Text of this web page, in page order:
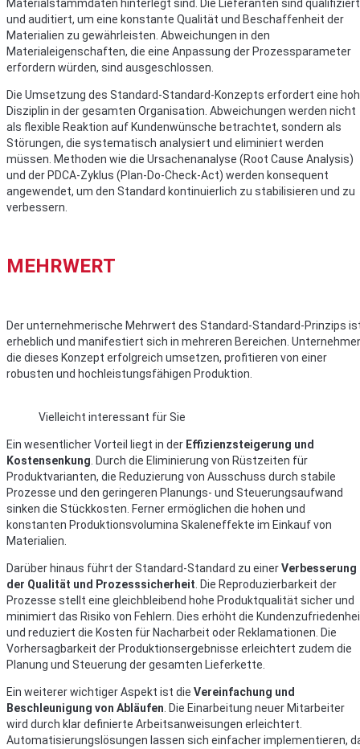
Materialstammdaten hinterlegt sind. Die Lieferanten sind qualifiziert
und auditiert, um eine konstante Qualität und Beschaffenheit der
Materialien zu gewährleisten. Abweichungen in den
Materialeigenschaften, die eine Anpassung der Prozessparameter
erfordern würden, sind ausgeschlossen.
Die Umsetzung des Standard-Standard-Konzepts erfordert eine
Disziplin in der gesamten Organisation. Abweichungen werden nicht
als flexible Reaktion auf Kundenwünsche betrachtet, sondern als
Störungen, die systematisch analysiert und eliminiert werden
müssen. Methoden wie die Ursachenanalyse (Root Cause Analysis)
und der PDCA-Zyklus (Plan-Do-Check-Act) werden konsequent
angewendet, um den Standard kontinuierlich zu stabilisieren und zu
verbessern.
MEHRWERT
Der unternehmerische Mehrwert des Standard-Standard-Prinzips
erheblich und manifestiert sich in mehreren Bereichen.
die dieses Konzept erfolgreich umsetzen, profitieren von einer
robusten und hochleistungsfähigen Produktion.
Vielleicht interessant für Sie
Ein wesentlicher Vorteil liegt in der Effizienzsteigerung und
Kostensenkung . Durch die Eliminierung von Rüstzeiten für
Produktvarianten, die Reduzierung von Ausschuss durch stabile
Prozesse und den geringeren Planungs- und Steuerungsaufwand
sinken die Stückkosten. Ferner ermöglichen die hohen und
konstanten Produktionsvolumina Skaleneffekte im Einkauf von
Materialien.
Darüber hinaus führt der Standard-Standard zu einerVerbesserung
der Qualität und Prozesssicherheit . Die Reproduzierbarkeit der
Prozesse stellt eine gleichbleibend hohe Produktqualität sicher und
minimiert das Risiko von Fehlern. Dies erhöht die
und reduziert die Kosten für Nacharbeit oder Reklamationen. Die
Vorhersagbarkeit der Produktionsergebnisse erleichtert zudem die
Planung und Steuerung der gesamten Lieferkette.
Ein weiterer wichtiger Aspekt ist die Vereinfachung und
Beschleunigung von Abläufen . Die Einarbeitung neuer Mitarbeiter
wird durch klar definierte Arbeitsanweisungen erleichtert.
Automatisierungslösungen lassen sich einfacher implementieren,